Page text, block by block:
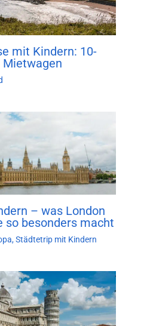
mit Kindern: 10-
Mietwagen
– was London
so besonders macht
,Städtetrip mit Kindern